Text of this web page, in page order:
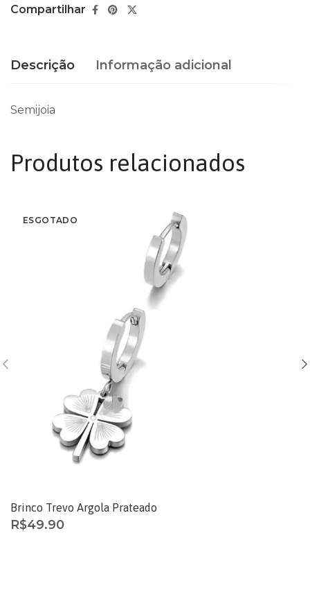
Compartilhar
Descrição Informação adicional
Semijoia
Produtos relacionados
ESGOTADO
Brinco Trevo Argola Prateado
R$49.90